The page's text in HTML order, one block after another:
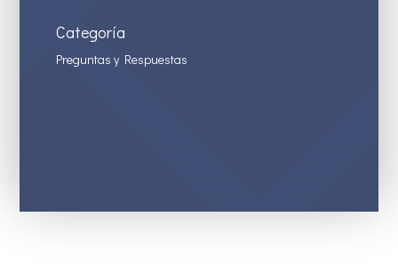
Categoría
Preguntas y Respuestas